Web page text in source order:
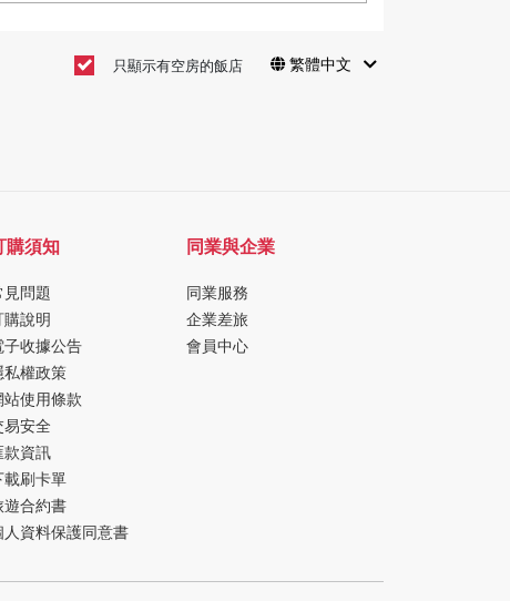
只顯示有空房的飯店 繁體中文
購須知
見問題
購說明
子收據公告
私權政策
站使用條款
易安全
款資訊
載刷卡單
遊合約書
人資料保護同意書
同業與企業
同業服務
企業差旅
會員中心